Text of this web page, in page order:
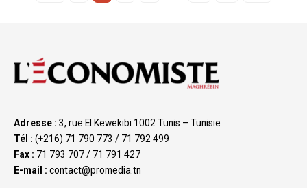
Adresse : 3, rue El Kewekibi 1002 Tunis – Tunisie
Tél : (+216) 71 790 773 / 71 792 499
Fax : 71 793 707 / 71 791 427
E-mail : contact@promedia.tn